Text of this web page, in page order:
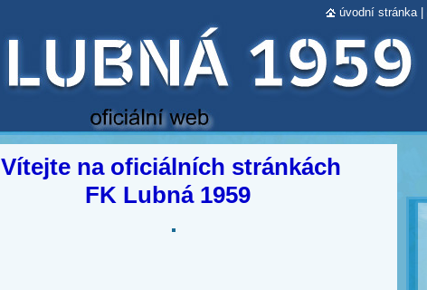
Vítejte na oficiálních stránkách
FK Lubná 1959
úvodní stránka